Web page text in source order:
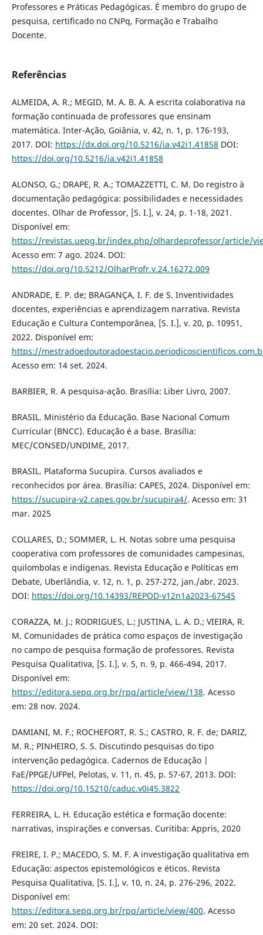
Professores e Práticas Pedagógicas. É membro do grupo de
pesquisa, certificado no CNPq, Formação e Trabalho
Docente.
Referências
ALMEIDA, A. R.; MEGID, M. A. B. A. A escrita colaborativa na
formação continuada de professores que ensinam
matemática. Inter-Ação, Goiânia, v. 42, n. 1, p. 176-193,
2017. DOI: https://dx.doi.org/10.5216/ia.v42i1.41858 DOI:
https://doi.org/10.5216/ia.v42i1.41858
ALONSO, G.; DRAPE, R. A.; TOMAZZETTI, C. M. Do registro à
documentação pedagógica: possibilidades e necessidades
docentes. Olhar de Professor, [S. I.], v. 24, p. 1-18, 2021.
Disponível em:
https://revistas.uepg.br/index.php/olhardeprofessor/article/
Acesso em: 7 ago. 2024. DOI:
https://doi.org/10.5212/OlharProfr.v.24.16272.009
ANDRADE, E. P. de; BRAGANÇA, I. F. de S. Inventividades
docentes, experiências e aprendizagem narrativa. Revista
Educação e Cultura Contemporânea, [S. I.], v. 20, p. 10951,
2022. Disponível em:
https://
Acesso em: 14 set. 2024.
BARBIER, R. A pesquisa-ação. Brasília: Liber Livro, 2007.
BRASIL. Ministério da Educação. Base Nacional Comum
Curricular (BNCC). Educação é a base. Brasília:
MEC/CONSED/UNDIME, 2017.
BRASIL. Plataforma Sucupira. Cursos avaliados e
reconhecidos por área. Brasília: CAPES, 2024. Disponível em:
https://sucupira-v2.capes.gov.br/sucupira4/. Acesso em: 31
mar. 2025
COLLARES, D.; SOMMER, L. H. Notas sobre uma pesquisa
cooperativa com professores de comunidades campesinas,
quilombolas e indígenas. Revista Educação e Políticas em
Debate, Uberlândia, v. 12, n. 1, p. 257-272, jan./abr. 2023.
DOI: https://doi.org/10.14393/REPOD-v12n1a2023-67545
CORAZZA, M. J.; RODRIGUES, L.; JUSTINA, L. A. D.; VIEIRA, R.
M. Comunidades de prática como espaços de investigação
no campo de pesquisa formação de professores. Revista
Pesquisa Qualitativa, [S. I.], v. 5, n. 9, p. 466-494, 2017.
Disponível em:
https://editora.sepq.org.br/rpq/article/view/138. Acesso
em: 28 nov. 2024.
DAMIANI, M. F.; ROCHEFORT, R. S.; CASTRO, R. F. de; DARIZ,
M. R.; PINHEIRO, S. S. Discutindo pesquisas do tipo
intervenção pedagógica. Cadernos de Educação |
FaE/PPGE/UFPel, Pelotas, v. 11, n. 45, p. 57-67, 2013. DOI:
https://doi.org/10.15210/caduc.v0i45.3822
FERREIRA, L. H. Educação estética e formação docente:
narrativas, inspirações e conversas. Curitiba: Appris, 2020
FREIRE, I. P.; MACEDO, S. M. F. A investigação qualitativa em
Educação: aspectos epistemológicos e éticos. Revista
Pesquisa Qualitativa, [S. I.], v. 10, n. 24, p. 276-296, 2022.
Disponível em:
https://editora.sepq.org.br/rpq/article/view/400. Acesso
em: 20 set. 2024. DOI: